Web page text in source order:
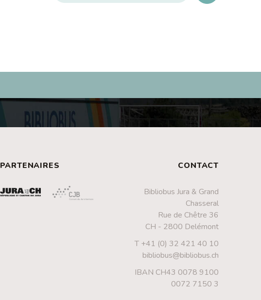
PARTENAIRES CONTACT
Bibliobus Jura & Grand
Chasseral
Rue de Chêtre 36
CH - 2800 Delémont
T +41 (0) 32 421 40 10
bibliobus@bibliobus.ch
IBAN CH43 0078 9100
0072 7150 3